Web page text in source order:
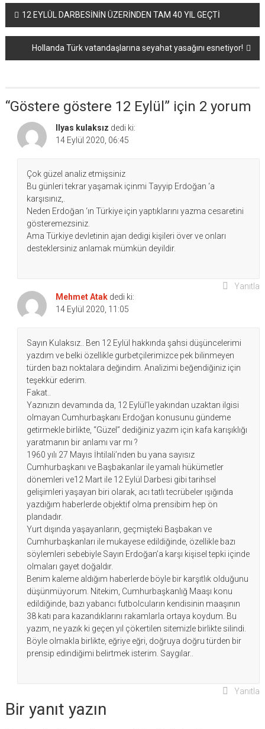
Yazı
dolaşımı
12 EYLÜL DARBESİNİN ÜZERİNDEN TAM 40 YIL GEÇTİ
Hollanda Türk vatandaşlarına seyahat yasağını esnetiyor!
“Göstere göstere 12 Eylül ” için 2 yorum
Ilyas kulaksız dedi ki:
14 Eylül 2020, 06:45
Çok güzel analiz etmişsiniz
Bu günleri tekrar yaşamak içinmi Tayyip Erdoğan ‘a
karşısınız,.
Neden Erdoğan ‘ın Türkiye için yaptıklarını yazma cesaretini
gösteremezsiniz.
Ama Türkiye devletinin ajan dedigi kişileri över ve onları
desteklersiniz anlamak mümkün deyildir.
Yanıtla
Mehmet Atak dedi ki:
14 Eylül 2020, 11:05
Sayın Kulaksız.. Ben 12 Eylül hakkında şahsi düşüncelerimi
yazdım ve belki özellikle gurbetçilerimizce pek bilinmeyen
türden bazı noktalara değindim. Analizimi beğendiğiniz için
teşekkür ederim.
Fakat..
Yazınızın devamında da, 12 Eylül’le yakından uzaktan ilgisi
olmayan Cumhurbaşkanı Erdoğan konusunu gündeme
getirmekle birlikte, “Güzel” dediğiniz yazım için kafa karışıklığı
yaratmanın bir anlamı var mı ?
1960 yılı 27 Mayıs İhtilali’nden bu yana sayısız
Cumhurbaşkanı ve Başbakanlar ile yamalı hükümetler
dönemleri ve12 Mart ile 12 Eylül Darbesi gibi tarihsel
gelişimleri yaşayan biri olarak, acı tatlı tecrübeler ışığında
yazdığım haberlerde objektif olma prensibim hep ön
plandadır.
Yurt dışında yaşayanların, geçmişteki Başbakan ve
Cumhurbaşkanları ile mukayese edildiğinde, özellikle bazı
söylemleri sebebiyle Sayın Erdoğan’a karşı kişisel tepki içinde
olmaları gayet doğaldır.
Benim kaleme aldığım haberlerde böyle bir karşıtlık olduğunu
düşünmüyorum. Nitekim, Cumhurbaşkanlığ Maaşı konu
edildiğinde, bazı yabancı futbolcuların kendisinin maaşının
38 katı para kazandıklarını rakamlarla ortaya koydum. Bu
yazım, ne yazık ki geçen yıl çökertilen sitemizle birlikte silindi.
Böyle olmakla birlikte, eğriye eğri, doğruya doğru türden bir
prensip edindiğimi belirtmek isterim. Saygılar..
Yanıtla
Bir yanıt yazın